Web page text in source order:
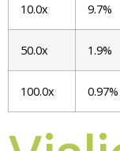
10.0x 9.7%
50.0x 1.9%
100.0x 0.97%